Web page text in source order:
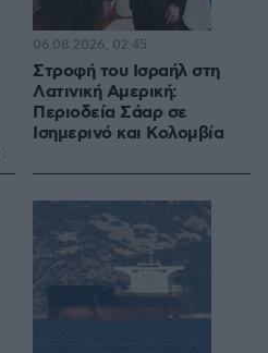
Στροφή του Ισραήλ στη
Λατινική Αμερική:
Περιοδεία Σάαρ σε
Ισημερινό και Κολομβία
06.08.2026, 02:45